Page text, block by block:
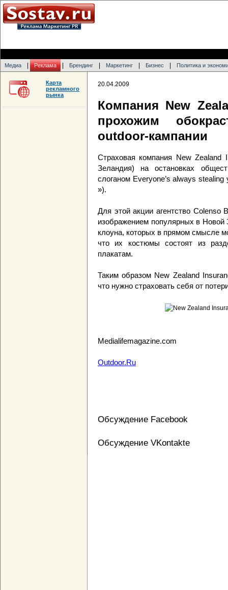
Медиа Реклама Брендинг Маркетинг Бизнес Политика и
20.04.2009
Компания New
прохожим
outdoor-кампании
Страховая компания New Zealand
Зеландия) на остановках
слоганом Everyone’s always
»).
Для этой акции агентство Colenso
изображением популярных в Новой
клоуна, которых в прямом смысле
что их костюмы состоят из
плакатам.
Таким образом New Zealand
что нужно страховать себя от
Medialifemagazine.com
Outdoor.Ru
Обсуждение Facebook
Обсуждение VKontakte
Карта
рекламного
рынка